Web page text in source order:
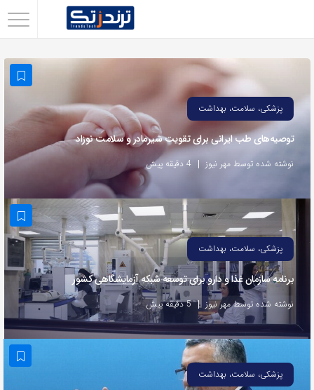
استفاده
از
روش‌های
زیر
این
صفحه
دوستان
خود
اشتراک
پزشکی، سلامت، بهداشت
توصیه‌های طب ایرانی برای تقویت شیرمادر و سلامت نوزاد
نوشته شده توسط مهر نیوز 4 دقیقه پیش
پزشکی، سلامت، بهداشت
برنامه سازمان غذا و دارو برای توسعه شبکه آزمایشگاهی کشور
نوشته شده توسط مهر نیوز 5 دقیقه پیش
پزشکی، سلامت، بهداشت